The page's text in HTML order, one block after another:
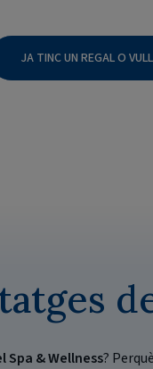
JA TINC UN REGAL O
Spa & Wellness?